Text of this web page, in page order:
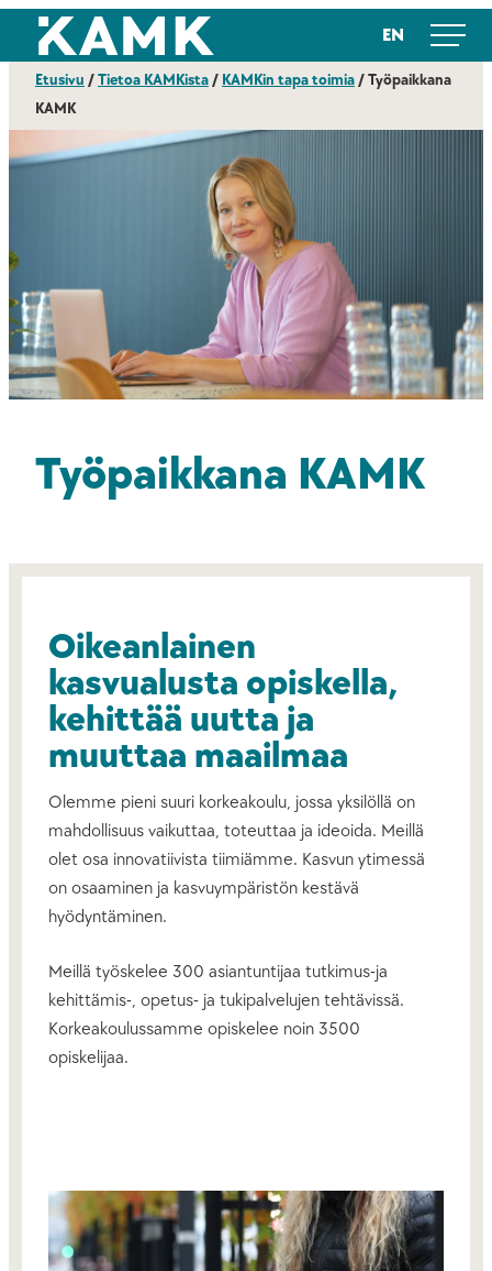
Siirry
suoraan
sisältöön
Kajaanin ammattikorkeakoulu EN
Etusivu /Tietoa KAMKista/ KAMKin tapa toimia/Työpaikkana
KAMK
Työpaikkana KAMK
Oikeanlainen
kasvualusta opiskella,
kehittää uutta ja
muuttaa maailmaa
Olemme pieni suuri korkeakoulu, jossa yksilöllä on
mahdollisuus vaikuttaa, toteuttaa ja ideoida. Meillä
olet osa innovatiivista tiimiämme. Kasvun ytimessä
on osaaminen ja kasvuympäristön kestävä
hyödyntäminen.
Meillä työskelee 300 asiantuntijaa tutkimus-ja
kehittämis-, opetus- ja tukipalvelujen tehtävissä.
Korkeakoulussamme opiskelee noin 3500
opiskelijaa.